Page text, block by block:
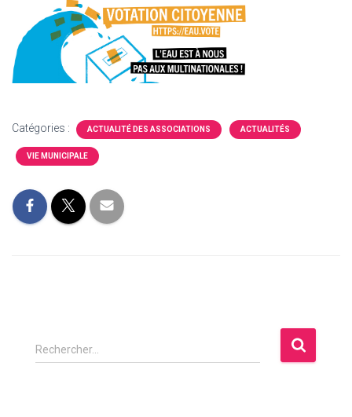
Catégories : ACTUALITÉ DES ASSOCIATIONS ACTUALITÉS
VIE MUNICIPALE
R
e
Rechercher…